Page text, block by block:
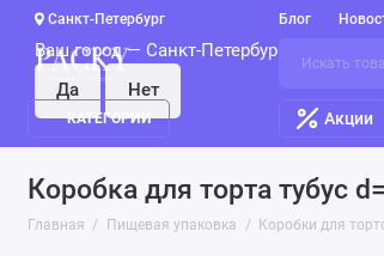
Санкт-Петербург
Ваш город — Санкт-Петербург
Блог
КАТЕГОРИИ Акции
Коробка для торта тубус
Главная Пищевая упаковка Коробки для